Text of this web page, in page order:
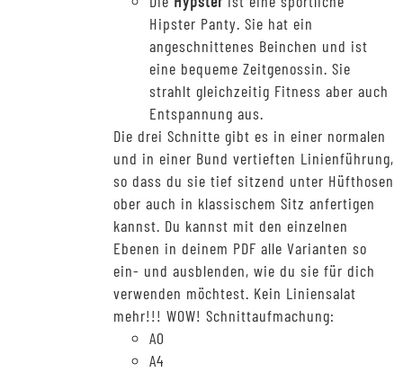
Hipster Panty. Sie hat ein
angeschnittenes Beinchen und ist
eine bequeme Zeitgenossin. Sie
strahlt gleichzeitig Fitness aber auch
Entspannung aus.
Die drei Schnitte gibt es in einer normalen
und in einer Bund vertieften Linienführung,
so dass du sie tief sitzend unter Hüfthosen
ober auch in klassischem Sitz anfertigen
kannst. Du kannst mit den einzelnen
Ebenen in deinem PDF alle Varianten so
ein- und ausblenden, wie du sie für dich
verwenden möchtest. Kein Liniensalat
mehr!!! WOW! Schnittaufmachung:
A0
A4